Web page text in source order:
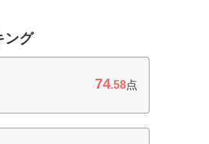
ング
74.58点